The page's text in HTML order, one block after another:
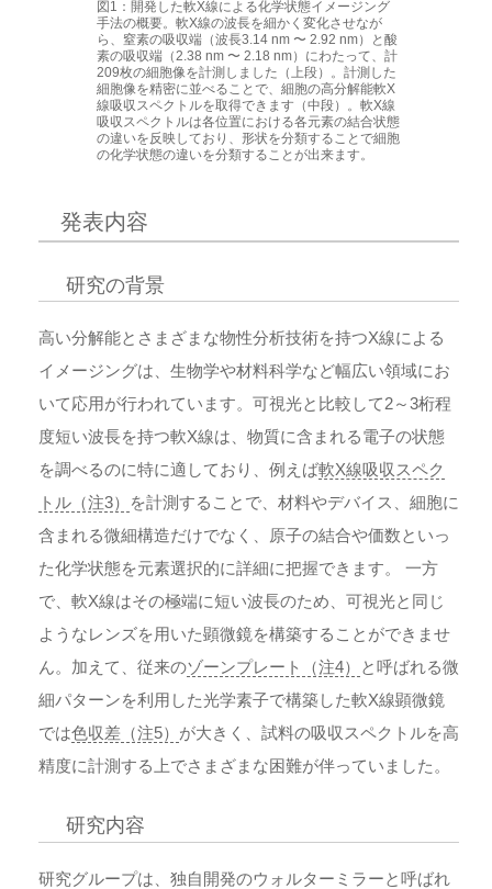
図1：開発した軟X線による化学状態イメージング
手法の概要。軟X線の波長を細かく変化させなが
ら、窒素の吸収端（波長3.14 nm 〜 2.92 nm）と酸
素の吸収端（2.38 nm 〜 2.18 nm）にわたって、計
209枚の細胞像を計測しました（上段）。計測した
細胞像を精密に並べることで、細胞の高分解能軟X
線吸収スペクトルを取得できます（中段）。軟X線
吸収スペクトルは各位置における各元素の結合状態
の違いを反映しており、形状を分類することで細胞
の化学状態の違いを分類することが出来ます。
発表内容
研究の背景
高い分解能とさまざまな物性分析技術を持つX線による
イメージングは、生物学や材料科学など幅広い領域にお
いて応用が行われています。可視光と比較して2～3桁程
度短い波長を持つ軟X線は、物質に含まれる電子の状態
を調べるのに特に適しており、例えば軟X線吸収スペク
トル（注3）
を計測することで、材料やデバイス、細胞に
含まれる微細構造だけでなく、原子の結合や価数といっ
た化学状態を元素選択的に詳細に把握できます。 一方
で、軟X線はその極端に短い波長のため、可視光と同じ
ようなレンズを用いた顕微鏡を構築することができませ
ん。加えて、従来のゾーンプレート（注4）
と呼ばれる微
細パターンを利用した光学素子で構築した軟X線顕微鏡
では色収差（注5） が大きく、試料の吸収スペクトルを高
精度に計測する上でさまざまな困難が伴っていました。
研究内容
研究グループは、独自開発のウォルターミラーと呼ばれ